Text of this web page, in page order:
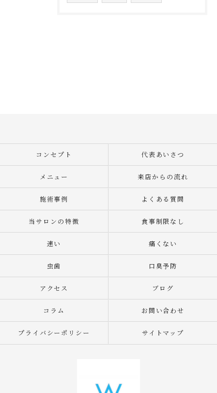
コンセプト 代表あいさつ
メニュー 来店からの流れ
施術事例 よくある質問
当サロンの特徴 食事制限なし
速い 痛くない
虫歯 口臭予防
アクセス ブログ
コラム お問い合わせ
プライバシーポリシー サイトマップ